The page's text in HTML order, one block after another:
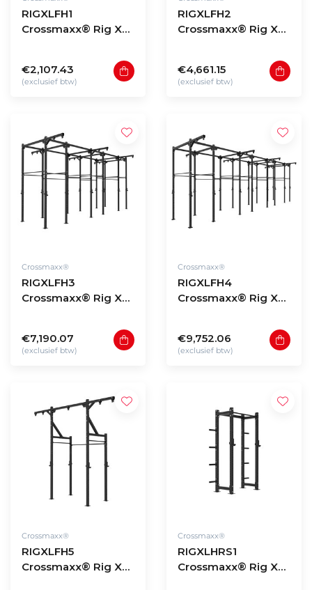
RIGXLFH1
Crossmaxx® Rig XL
€2,107.43
(exclusief btw)
RIGXLFH2
Crossmaxx® Rig XL
€4,661.15
(exclusief btw)
Crossmaxx®
RIGXLFH3
Crossmaxx® Rig XL
€7,190.07
(exclusief btw)
Crossmaxx®
RIGXLFH4
Crossmaxx® Rig XL
€9,752.06
(exclusief btw)
Crossmaxx®
RIGXLFH5
Crossmaxx® Rig XL
Crossmaxx®
RIGXLHRS1
Crossmaxx® Rig XL